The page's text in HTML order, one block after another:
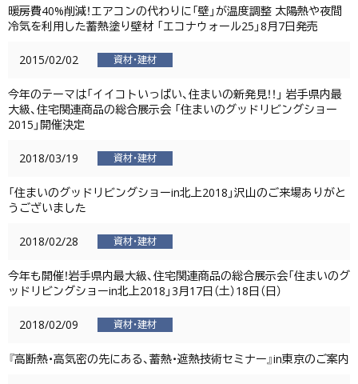
暖房費40%削減！エアコンの代わりに「壁」が温度調整 太陽熱や夜間
冷気を利用した蓄熱塗り壁材 「エコナウォール25」8月7日発売
2015/02/02 資材・建材
今年のテーマは「イイコトいっぱい、住まいの新発見！！」 岩手県内最
大級、住宅関連商品の総合展示会 「住まいのグッドリビングショー
2015」開催決定
2018/03/19 資材・建材
「住まいのグッドリビングショーin北上2018」沢山のご来場ありがと
うございました
2018/02/28 資材・建材
今年も開催！岩手県内最大級、住宅関連商品の総合展示会「住まいのグ
ッドリビングショーin北上2018」3月17日（土）18日（日）
2018/02/09 資材・建材
『高断熱・高気密の先にある、蓄熱・遮熱技術セミナー』in東京のご案内